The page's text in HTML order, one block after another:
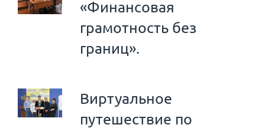
«Финансовая
грамотность без
границ».
Виртуальное
путешествие по